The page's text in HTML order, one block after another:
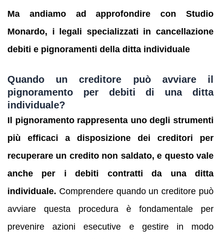
Ma andiamo ad approfondire con Studio
Monardo, i legali specializzati in cancellazione
debiti e pignoramenti della ditta individuale
Quando un creditore può avviare il
pignoramento per debiti di una ditta
individuale?
Il pignoramento rappresenta uno degli strumenti
più efficaci a disposizione dei creditori per
recuperare un credito non saldato, e questo vale
anche per i debiti contratti da una ditta
individuale. Comprendere quando un creditore può
avviare questa procedura è fondamentale per
prevenire azioni esecutive e gestire in modo